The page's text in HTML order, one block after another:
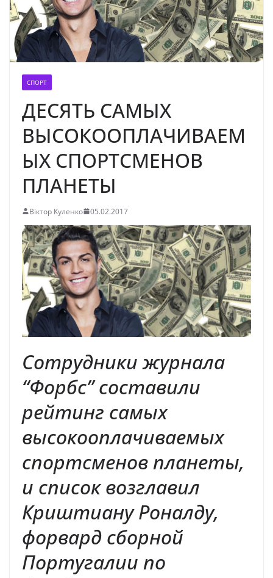
СПОРТ
ДЕСЯТЬ САМЫХ
ВЫСОКООПЛАЧИВАЕМ
ЫХ СПОРТСМЕНОВ
ПЛАНЕТЫ
Віктор Куленко 05.02.2017
Сотрудники журнала
“Форбс” составили
рейтинг самых
высокооплачиваемых
спортсменов планеты,
и список возглавил
Криштиану Роналду,
форвард сборной
Португалии по